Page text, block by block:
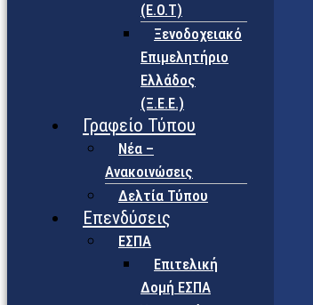
(Ε.Ο.Τ)
Ξενοδοχειακό
Επιμελητήριο
Ελλάδος
(Ξ.Ε.Ε.)
Γραφείο Τύπου
Νέα –
Ανακοινώσεις
Δελτία Τύπου
Επενδύσεις
ΕΣΠΑ
Επιτελική
Δομή ΕΣΠΑ